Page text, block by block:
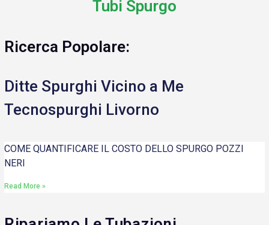
Tubi Spurgo
Ricerca Popolare:
Ditte Spurghi Vicino a Me
Tecnospurghi Livorno
COME QUANTIFICARE IL COSTO DELLO SPURGO POZZI
NERI
Read More »